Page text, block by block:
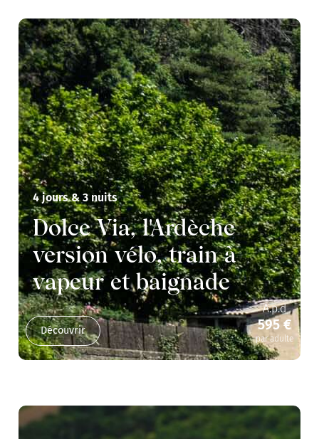
4 jours & 3 nuits
Dolce Via, l'Ardèche
version vélo, train à
vapeur et baignade
Découvrir
A.p.d
595 €
par adulte